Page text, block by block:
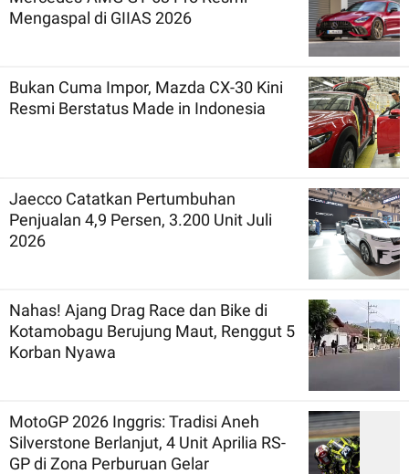
Mengaspal di GIIAS 2026
Bukan Cuma Impor, Mazda CX-30 Kini
Resmi Berstatus Made in Indonesia
Jaecco Catatkan Pertumbuhan
Penjualan 4,9 Persen, 3.200 Unit Juli
2026
Nahas! Ajang Drag Race dan Bike di
Kotamobagu Berujung Maut, Renggut 5
Korban Nyawa
MotoGP 2026 Inggris: Tradisi Aneh
Silverstone Berlanjut, 4 Unit Aprilia RS-
GP di Zona Perburuan Gelar